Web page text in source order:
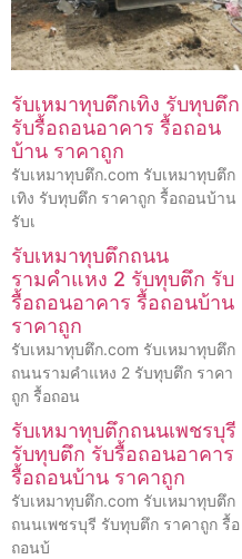
รับเหมาทุบตึกเทิง รับทุบตึก
รับรื้อถอนอาคาร รื้อถอน
บ้าน ราคาถูก
รับเหมาทุบตึก.com รับเหมาทุบตึก
เทิง รับทุบตึก ราคาถูก รื้อถอนบ้าน
รับเ
รับเหมาทุบตึกถนน
รามคำแหง 2 รับทุบตึก รับ
รื้อถอนอาคาร รื้อถอนบ้าน
ราคาถูก
รับเหมาทุบตึก.com รับเหมาทุบตึก
ถนนรามคำแหง 2 รับทุบตึก ราคา
ถูก รื้อถอน
รับเหมาทุบตึกถนนเพชรบุรี
รับทุบตึก รับรื้อถอนอาคาร
รื้อถอนบ้าน ราคาถูก
รับเหมาทุบตึก.com รับเหมาทุบตึก
ถนนเพชรบุรี รับทุบตึก ราคาถูก รื้อ
ถอนบ้